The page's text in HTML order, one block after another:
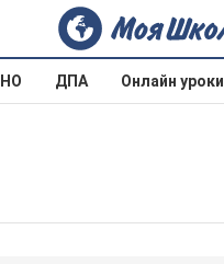
ДПА Онлайн уроки